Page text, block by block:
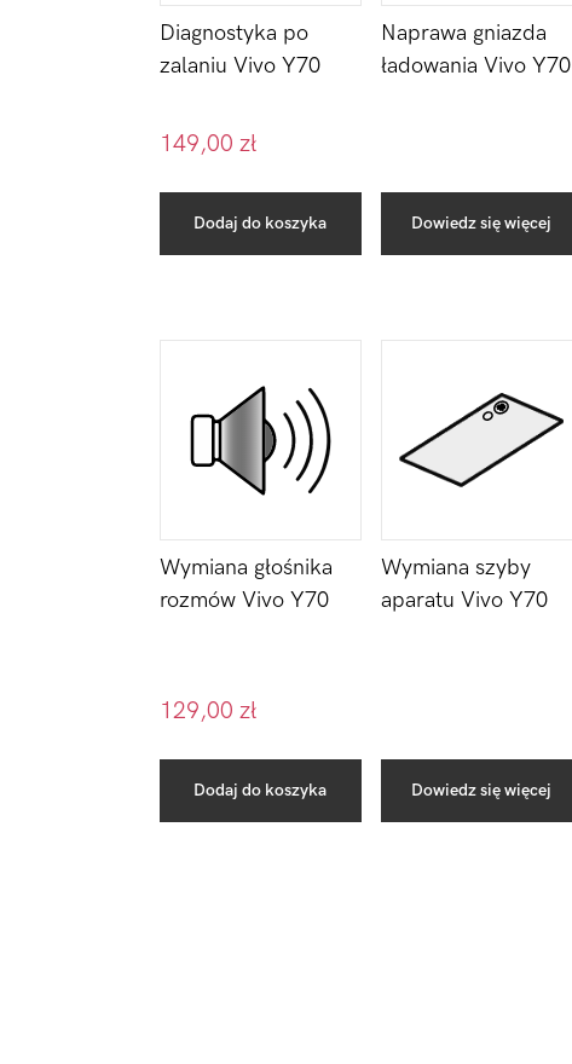
Diagnostyka po
zalaniu Vivo Y70
149,00 zł
Dodaj do koszyka
Naprawa gniazda
ładowania Vivo Y70
Dowiedz się więcej
Wymiana głośnika
rozmów Vivo Y70
129,00 zł
Dodaj do koszyka
Wymiana szyby
aparatu Vivo Y70
Dowiedz się więcej